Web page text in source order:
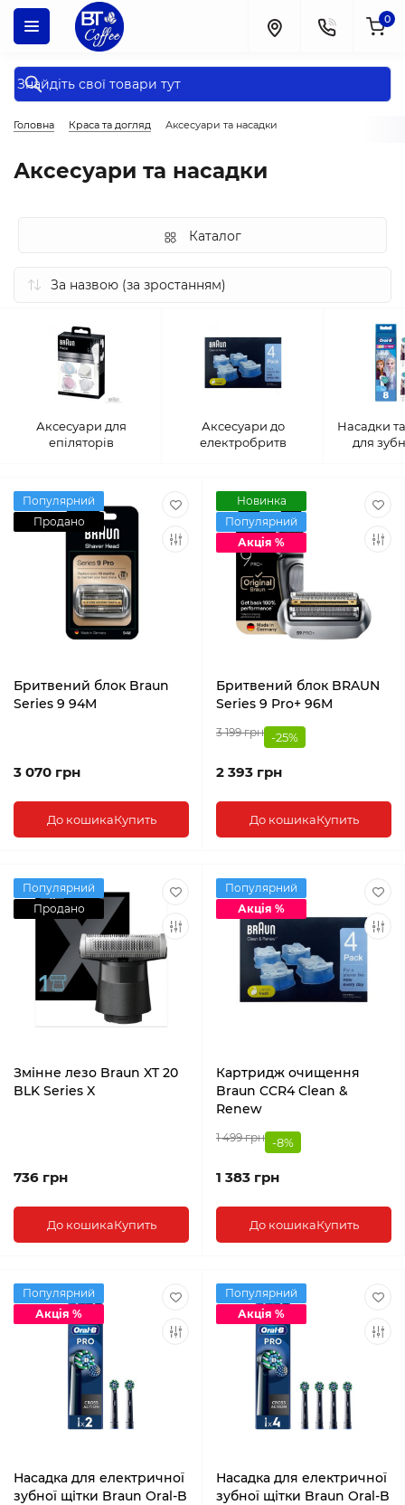
0
Головна Краса та догляд Аксесуари та насадки
Аксесуари та насадки
Каталог
Аксесуари для
епіляторів
Аксесуари до
електробритв
Насадки
для
Популярний
Продано
Бритвений блок Braun
Series 9 94M
3 070 грн
До кошикаКупить
Новинка
Популярний
Акція %
Бритвений блок BRAUN
Series 9 Pro+ 96M
3 199 грн -25%
2 393 грн
До кошикаКупить
Популярний
Продано
Змінне лезо Braun XT 20
BLK Series X
736 грн
До кошикаКупить
Популярний
Акція %
Картридж очищення
Braun CCR4 Clean &
Renew
1 499 грн -8%
1 383 грн
До кошикаКупить
Популярний
Акція %
Насадка для електричної
зубної щітки Braun Oral-B
Популярний
Акція %
Насадка для електричної
зубної щітки Braun Oral-B